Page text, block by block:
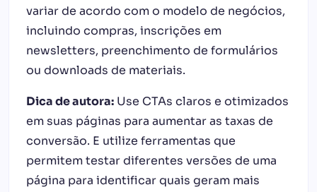
variar de acordo com o modelo de negócios,
incluindo compras, inscrições em
newsletters, preenchimento de formulários
ou downloads de materiais.
Dica de autora: Use CTAs claros e otimizados
em suas páginas para aumentar as taxas de
conversão. E utilize ferramentas que
permitem testar diferentes versões de uma
página para identificar quais geram mais